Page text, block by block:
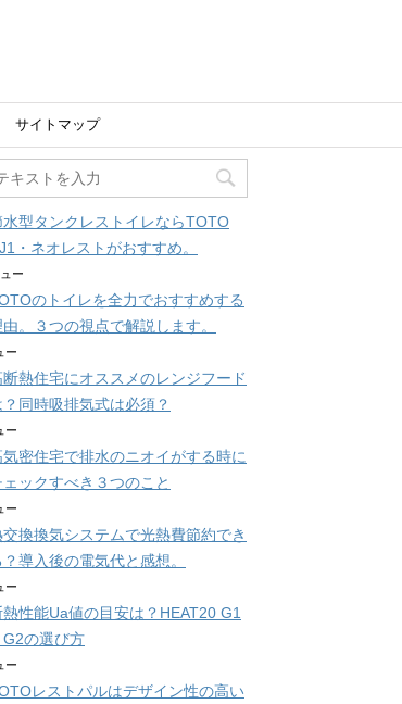
サイトマップ
水型タンクレストイレならTOTO
・ネオレストがおすすめ。
ー
のトイレを全力でおすすめする
。３つの視点で解説します。
ー
断熱住宅にオススメのレンジフード
？同時吸排気式は必須？
ー
気密住宅で排水のニオイがする時に
ェックすべき３つのこと
ー
交換換気システムで光熱費節約でき
？導入後の電気代と感想。
ー
熱性能Ua値の目安は？HEAT20 G1
G2の選び方
ー
レストパルはデザイン性の高い